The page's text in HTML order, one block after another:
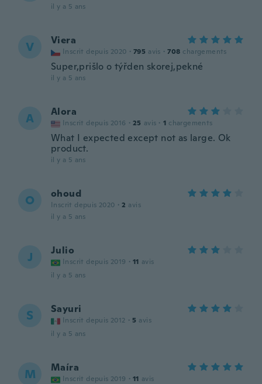
il y a 5 ans
V Viera
Inscrit depuis 2020 · 795 avis · 708 chargements
Super,prišlo o týřden skorej,pekné
il y a 5 ans
A Alora
Inscrit depuis 2016 · 25 avis · 1 chargements
What I expected except not as large. Ok
product.
il y a 5 ans
O ohoud
Inscrit depuis 2020 · 2 avis
il y a 5 ans
J Julio
Inscrit depuis 2019 · 11 avis
il y a 5 ans
S Sayuri
Inscrit depuis 2012 · 5 avis
il y a 5 ans
M Maíra
Inscrit depuis 2019 · 11 avis